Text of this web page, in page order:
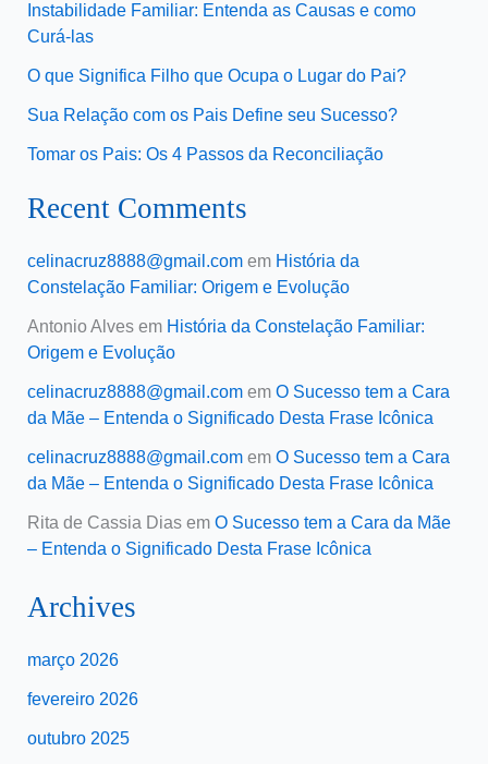
Instabilidade Familiar: Entenda as Causas e como
Curá-las
O que Significa Filho que Ocupa o Lugar do Pai?
Sua Relação com os Pais Define seu Sucesso?
Tomar os Pais: Os 4 Passos da Reconciliação
Recent Comments
celinacruz8888@gmail.comem História da
Constelação Familiar: Origem e Evolução
Antonio Alvesem História da Constelação Familiar:
Origem e Evolução
celinacruz8888@gmail.comem O Sucesso tem a Cara
da Mãe – Entenda o Significado Desta Frase Icônica
celinacruz8888@gmail.comem O Sucesso tem a Cara
da Mãe – Entenda o Significado Desta Frase Icônica
Rita de Cassia Diasem O Sucesso tem a Cara da Mãe
– Entenda o Significado Desta Frase Icônica
Archives
março 2026
fevereiro 2026
outubro 2025